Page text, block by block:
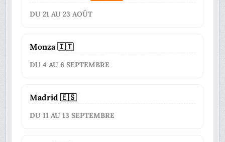
DU 21 AU 23 AOÛT
Monza 🇮🇹
DU 4 AU 6 SEPTEMBRE
Madrid 🇪🇸
DU 11 AU 13 SEPTEMBRE